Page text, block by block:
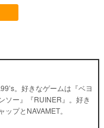
。好きなゲームは『ベヨ
ソー』『RUINER』。好き
プとNAVAMET。